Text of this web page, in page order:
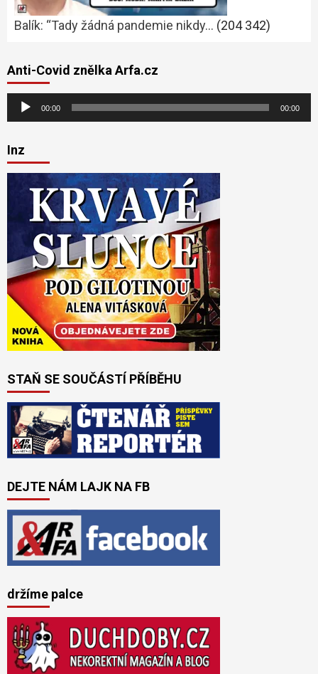
Balík: “Tady žádná pandemie nikdy… (204 342)
Anti-Covid znělka Arfa.cz
Audio
přehrávač
00:00 00:00
Inz
STAŇ SE SOUČÁSTÍ PŘÍBĚHU
DEJTE NÁM LAJK NA FB
držíme palce